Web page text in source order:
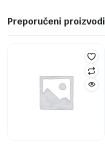
Preporučeni proizvodi